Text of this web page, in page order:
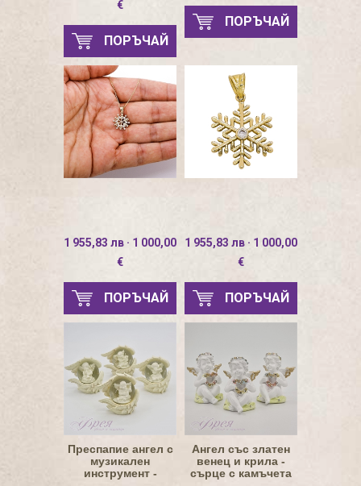
€
ПОРЪЧАЙ
ПОРЪЧАЙ
1 955,83 лв · 1 000,00
€
ПОРЪЧАЙ
1 955,83 лв · 1 000,00
€
ПОРЪЧАЙ
Преспапие ангел с
музикален
инструмент -
Ангел със златен
венец и крила -
сърце с камъчета